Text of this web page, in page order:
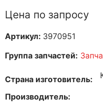
Цена по запросу
Артикул: 3970951
Группа запчастей:
Страна изготовитель
Производитель